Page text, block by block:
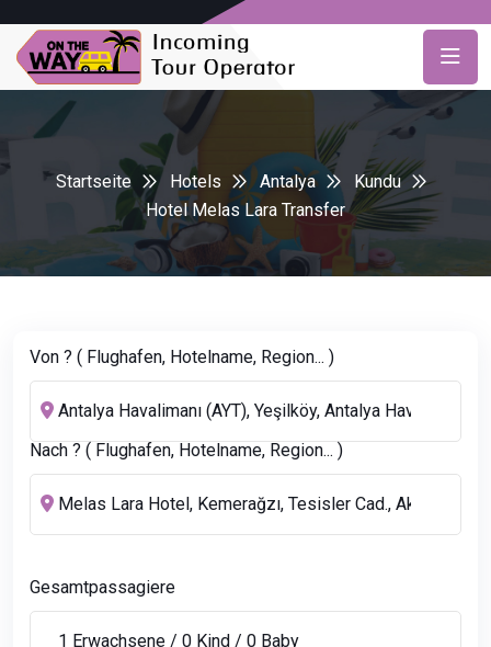
Startseite Hotels Antalya
Kundu
Hotel Melas Lara Transfer
Von ? ( Flughafen, Hotelname, Region... )
Nach ? ( Flughafen, Hotelname, Region... )
Gesamtpassagiere